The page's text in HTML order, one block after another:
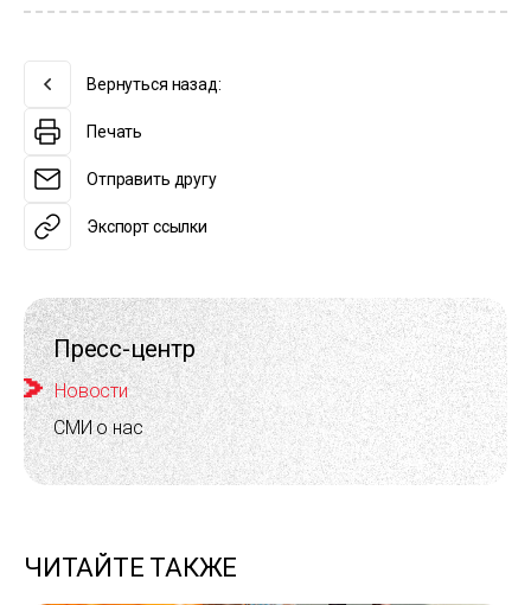
Пресс-центр
Новости
СМИ о нас
ЧИТАЙТЕ ТАКЖЕ
Вернуться назад:
Печать
Отправить другу
Экспорт ссылки